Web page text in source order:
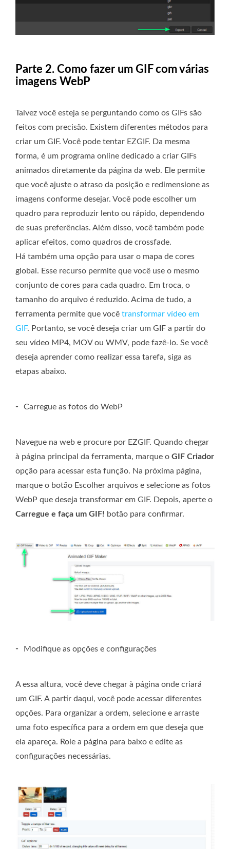
Parte 2. Como fazer um GIF com várias
imagens WebP
Talvez você esteja se perguntando como os GIFs são
feitos com precisão. Existem diferentes métodos para
criar um GIF. Você pode tentar EZGIF. Da mesma
forma, é um programa online dedicado a criar GIFs
animados diretamente da página da web. Ele permite
que você ajuste o atraso da posição e redimensione as
imagens conforme desejar. Você pode escolher um
quadro para reproduzir lento ou rápido, dependendo
de suas preferências. Além disso, você também pode
aplicar efeitos, como quadros de crossfade.
Há também uma opção para usar o mapa de cores
global. Esse recurso permite que você use o mesmo
conjunto de cores para cada quadro. Em troca, o
tamanho do arquivo é reduzido. Acima de tudo, a
ferramenta permite que você transformar vídeo em
GIF. Portanto, se você deseja criar um GIF a partir do
seu vídeo MP4, MOV ou WMV, pode fazê-lo. Se você
deseja aprender como realizar essa tarefa, siga as
etapas abaixo.
- Carregue as fotos do WebP
Navegue na web e procure por EZGIF. Quando chegar
à página principal da ferramenta, marque o GIF Criador
opção para acessar esta função. Na próxima página,
marque o botão Escolher arquivos e selecione as fotos
WebP que deseja transformar em GIF. Depois, aperte o
Carregue e faça um GIF! botão para confirmar.
- Modifique as opções e configurações
A essa altura, você deve chegar à página onde criará
um GIF. A partir daqui, você pode acessar diferentes
opções. Para organizar a ordem, selecione e arraste
uma foto específica para a ordem em que deseja que
ela apareça. Role a página para baixo e edite as
configurações necessárias.